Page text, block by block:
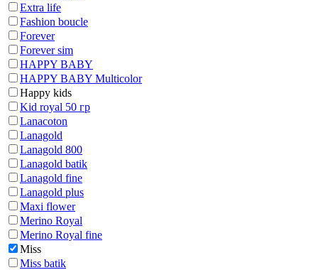
Extra life
Fashion boucle
Forever
Forever sim
HAPPY BABY
HAPPY BABY Multicolor
Happy kids
Kid royal 50 гр
Lanacoton
Lanagold
Lanagold 800
Lanagold batik
Lanagold fine
Lanagold plus
Maxi flower
Merino Royal
Merino Royal fine
Miss
Miss batik